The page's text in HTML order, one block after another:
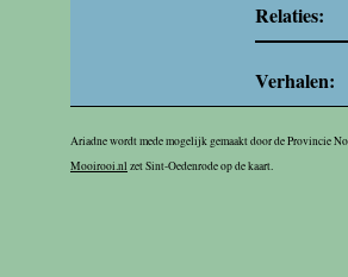
Relaties:
Verhalen:
Ariadne wordt mede mogelijk gemaakt door de Provincie
Mooirooi.nl zet Sint-Oedenrode op de kaart.